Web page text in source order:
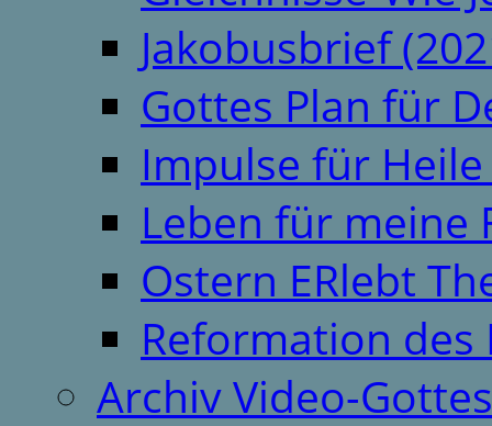
Jakobusbrief
Gottes Plan für
Impulse für
Leben für meine
Ostern ERlebt
Reformation des
Archiv Video-